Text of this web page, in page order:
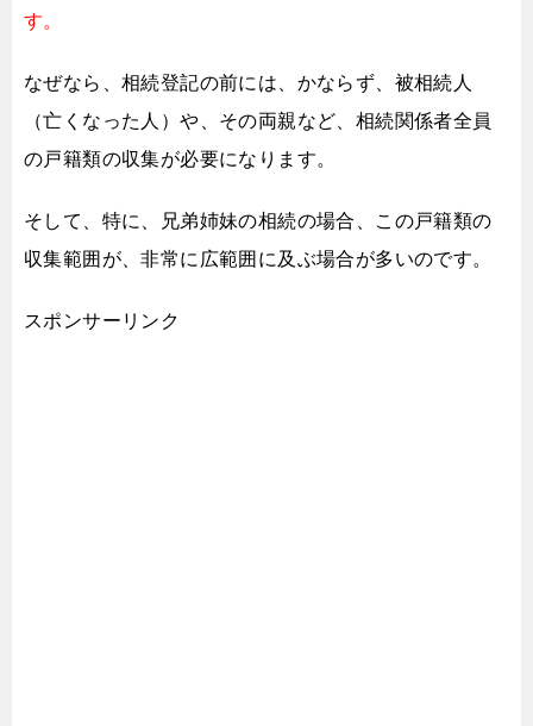
す。
なぜなら、相続登記の前には、かならず、 被相続人
（亡くなった人）や、その両親など、 相続関係者全員
の戸籍類の収集が必要になります。
そして、特に、兄弟姉妹の相続の場合、
この戸籍類の
収集範囲が、非常に広範囲に及ぶ場合が多いのです。
スポンサーリンク